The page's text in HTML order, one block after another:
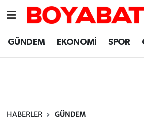
GÜNDEM EKONOMİ SPOR
HABERLER GÜNDEM
Sinop Nöbetçi Eczaneler
Sinop Trafik Yoğunluk